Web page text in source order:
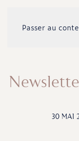
Passer au
30 MAI